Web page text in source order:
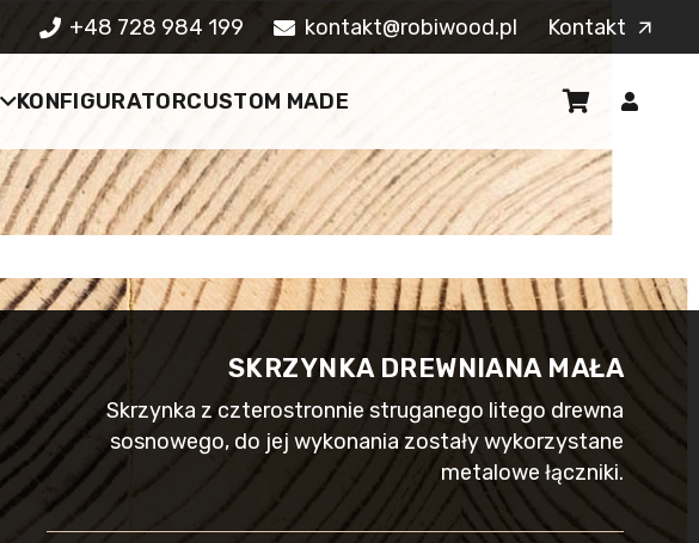
+48 728 984 199 kontakt@robiwood.pl Kontakt arrow_outward
KONFIGURATORCUSTOM MADE
SKRZYNKA DREWNIANA MAŁA
Skrzynka z czterostronnie struganego litego drewna
sosnowego, do jej wykonania zostały wykorzystane
metalowe łączniki.